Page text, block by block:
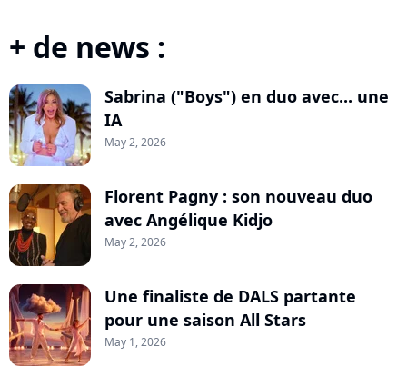
+ de news :
Sabrina ("Boys") en duo avec... une
IA
May 2, 2026
Florent Pagny : son nouveau duo
avec Angélique Kidjo
May 2, 2026
Une finaliste de DALS partante
pour une saison All Stars
May 1, 2026